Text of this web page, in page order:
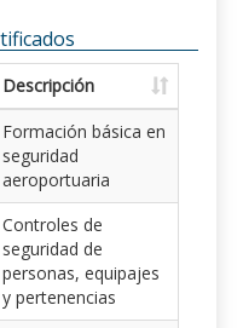
Descripción
Formación básica en
seguridad
aeroportuaria
Controles de
seguridad de
personas, equipajes
y pertenencias